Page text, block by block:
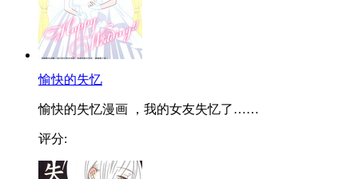
愉快的失忆
愉快的失忆漫画 ，我的女友失忆了……
评分: